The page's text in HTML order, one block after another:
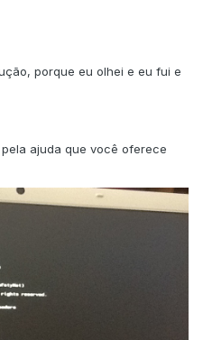
porque eu olhei e eu fui e
ajuda que você oferece